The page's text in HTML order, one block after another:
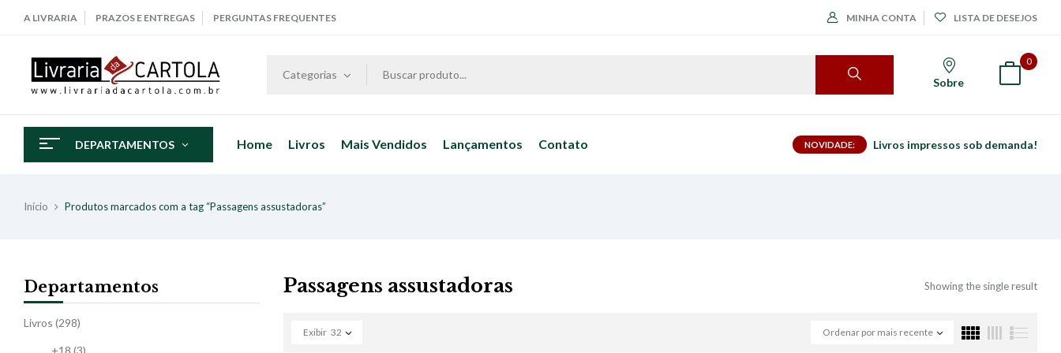
A LIVRARIA PRAZOS E ENTREGAS PERGUNTAS FREQUENTES MINHA CONTA LISTA DE DESEJOS
Categorias
Sobre
0
DEPARTAMENTOS Home Livros Mais Vendidos Lançamentos Contato NOVIDADE: Livros impressos sob demanda!
Início Produtos marcados com a tag “Passagens assustadoras”
Departamentos
Livros (298)
+18 (3)
Passagens assustadoras Showing the single result
Ordenar por mais recente
Exibir 32